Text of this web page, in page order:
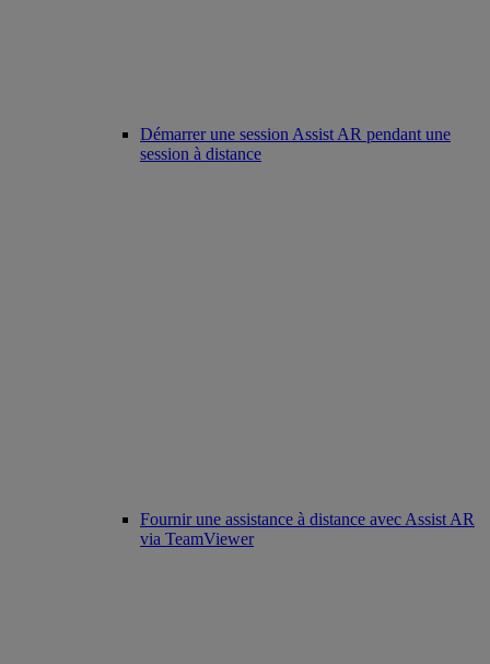
Démarrer une session Assist AR pendant une
session à distance
Fournir une assistance à distance avec Assist AR
via TeamViewer